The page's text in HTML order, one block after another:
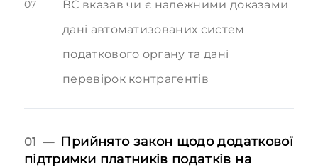
07
ВС вказав чи є належними доказами
дані автоматизованих систем
податкового органу та дані
перевірок контрагентів
01 — Прийнято закон щодо додаткової
підтримки платників податків на